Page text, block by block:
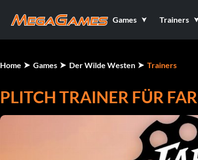
Games Trainers
Home Games Der Wilde Westen Trainers
PLITCH TRAINER FÜR